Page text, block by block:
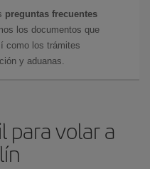
preguntas frecuentes
los documentos que
como los trámites
y aduanas.
para volar a